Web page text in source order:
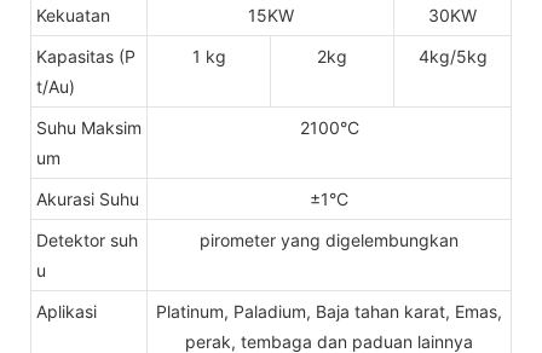
Kekuatan 15KW
30KW
Kapasitas (P
t/Au)
1 kg 2kg 4kg/5kg
Suhu Maksim
um
2100°C
Akurasi Suhu
±1°C
Detektor suh
u
pirometer yang digelembungkan
Aplikasi
Platinum, Paladium, Baja tahan karat, Emas,
perak, tembaga dan paduan lainnya